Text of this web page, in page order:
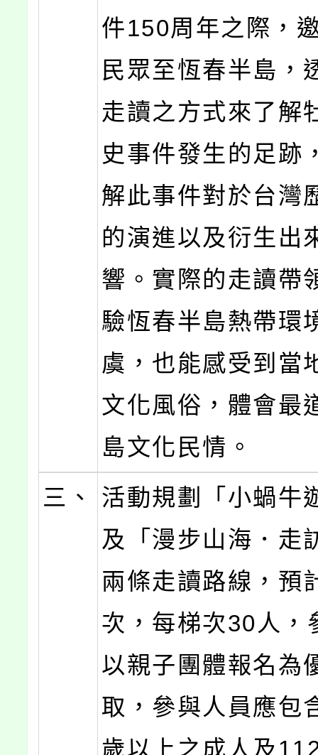
件150周年之際，
民眾至恆春半島，
走讀之方式來了解
史事件發生的足跡
解此事件對於台灣
的演進以及衍生出
響。實際的走讀帶
驗恆春半島熱帶環
虞，也能感受到當
文化風俗，體會最
島文化民情。
三、
活動規劃「小蝸牛
及「漫步山海．走
兩條走讀路線，預
次，每梯次30人，
以親子團體報名為
取，參與人員應包
歲以上之成人及